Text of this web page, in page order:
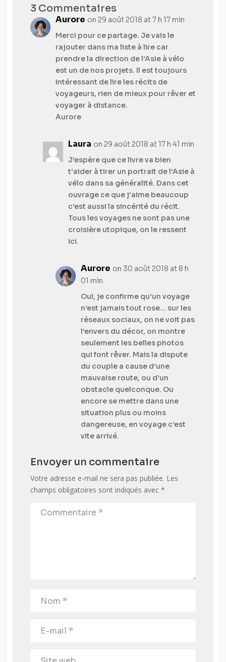
3 Commentaires
Aurore on 29 août 2018 at 7 h 17 min
Merci pour ce partage. Je vais le
rajouter dans ma liste à lire car
prendre la direction de l’Asie à vélo
est un de nos projets. Il est toujours
intéressant de lire les récits de
voyageurs, rien de mieux pour rêver et
voyager à distance.
Aurore
Laura on 29 août 2018 at 17 h 41 min
J’espère que ce livre va bien
t’aider à tirer un portrait de l’Asie à
vélo dans sa généralité. Dans cet
ouvrage ce que j’aime beaucoup
c’est aussi la sincérité du récit.
Tous les voyages ne sont pas une
croisière utopique, on le ressent
ici.
Aurore on 30 août 2018 at 8 h
01 min
Oui, je confirme qu’un voyage
n’est jamais tout rose… sur les
réseaux sociaux, on ne voit pas
l’envers du décor, on montre
seulement les belles photos
qui font rêver. Mais la dispute
du couple a cause d’une
mauvaise route, ou d’un
obstacle quelconque. Ou
encore se mettre dans une
situation plus ou moins
dangereuse, en voyage c’est
vite arrivé.
Envoyer un commentaire
Votre adresse e-mail ne sera pas publiée. Les
champs obligatoires sont indiqués avec *